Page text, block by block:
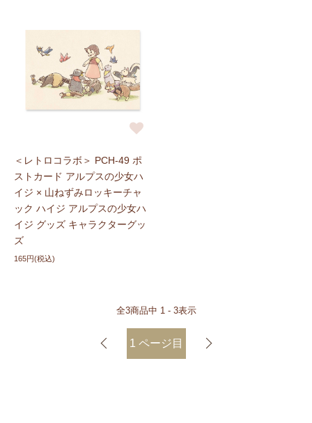
＜レトロコラボ＞ PCH-49 ポ
ストカード アルプスの少女ハ
イジ × 山ねずみロッキーチャ
ック ハイジ アルプスの少女ハ
イジ グッズ キャラクターグッ
ズ
165円(税込)
全3商品中 1 - 3表示
1 ページ目